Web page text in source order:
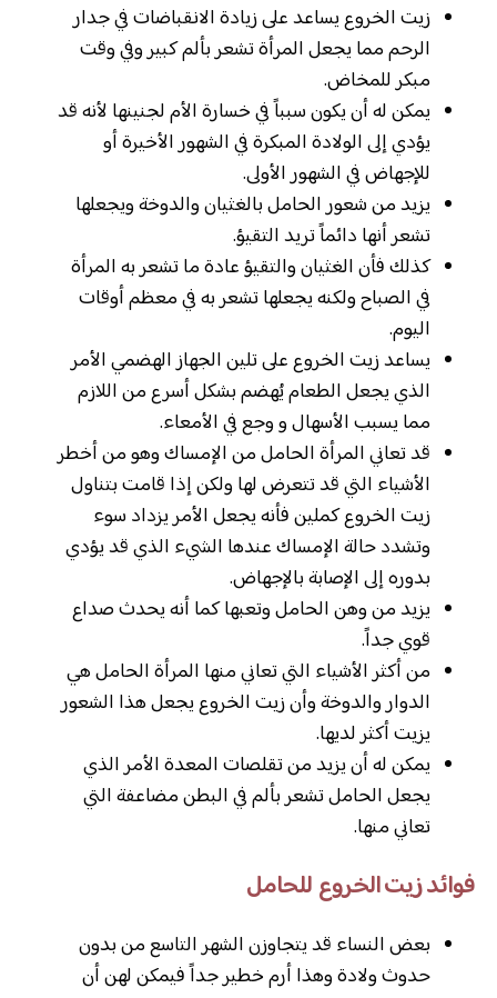
زيت الخروع يساعد على زيادة الانقباضات في جدار
الرحم مما يجعل المرأة تشعر بألم كبير وفي وقت
مبكر للمخاض.
يمكن له أن يكون سبباً في خسارة الأم لجنينها لأنه قد
يؤدي إلى الولادة المبكرة في الشهور الأخيرة أو
للإجهاض في الشهور الأولى.
يزيد من شعور الحامل بالغثيان والدوخة ويجعلها
تشعر أنها دائماً تريد التقيؤ.
كذلك فأن الغثيان والتقيؤ عادة ما تشعر به المرأة
في الصباح ولكنه يجعلها تشعر به في معظم أوقات
اليوم.
يساعد زيت الخروع على تلين الجهاز الهضمي الأمر
الذي يجعل الطعام يُهضم بشكل أسرع من اللازم
مما يسبب الأسهال و وجع في الأمعاء.
قد تعاني المرأة الحامل من الإمساك وهو من أخطر
الأشياء التي قد تتعرض لها ولكن إذا قامت بتناول
زيت الخروع كملين فأنه يجعل الأمر يزداد سوء
وتشدد حالة الإمساك عندها الشيء الذي قد يؤدي
بدوره إلى الإصابة بالإجهاض.
يزيد من وهن الحامل وتعبها كما أنه يحدث صداع
قوي جداً.
من أكثر الأشياء التي تعاني منها المرأة الحامل هي
الدوار والدوخة وأن زيت الخروع يجعل هذا الشعور
يزيت أكثر لديها.
يمكن له أن يزيد من تقلصات المعدة الأمر الذي
يجعل الحامل تشعر بألم في البطن مضاعفة التي
تعاني منها.
فوائد زيت الخروع للحامل
بعض النساء قد يتجاوزن الشهر التاسع من بدون
حدوث ولادة وهذا أرم خطير جداً فيمكن لهن أن